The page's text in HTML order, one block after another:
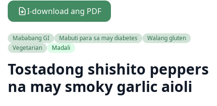
I-download ang PDF
Mababang GI Mabuti para sa may diabetes
Walang gluten
Vegetarian
Madali
Tostadong shishito peppers
na may smoky garlic aioli